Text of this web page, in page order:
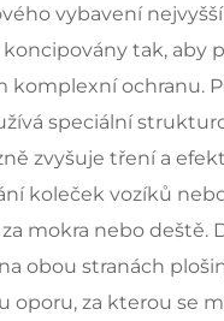
vybavení
tak, aby
komplexní ochranu.
speciální
zvyšuje tření a
koleček vozíků
mokra nebo deště.
obou stranách
oporu, za kterou se